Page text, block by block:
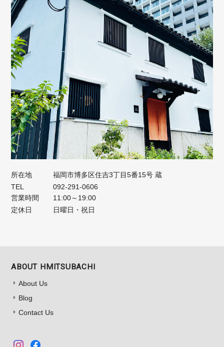
所在地
福岡市博多区住吉3丁目5番15号 蔵
TEL
092-291-0606
営業時間
11:00～19:00
定休日
日曜日・祝日
ABOUT HMITSUBACHI
About Us
Blog
Contact Us